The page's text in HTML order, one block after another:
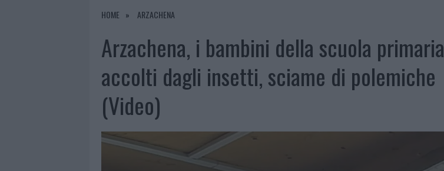
7 AGOSTO 2026 | PAUSA CAFFÈ IMPECCABILE: COME SCEGLIERE LA SOLUZIONE IDEALE PER LA CASA E L’UFFICIO
HOME ARZACHENA
Arzachena, i bambini della scuola primaria
accolti dagli insetti, sciame di polemiche
(Video)